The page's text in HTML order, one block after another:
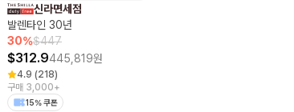
신라면세점
발렌타인 30년
30%$447
$312.9445,819원
4.9 (218)
구매 3,000+
15% 쿠폰